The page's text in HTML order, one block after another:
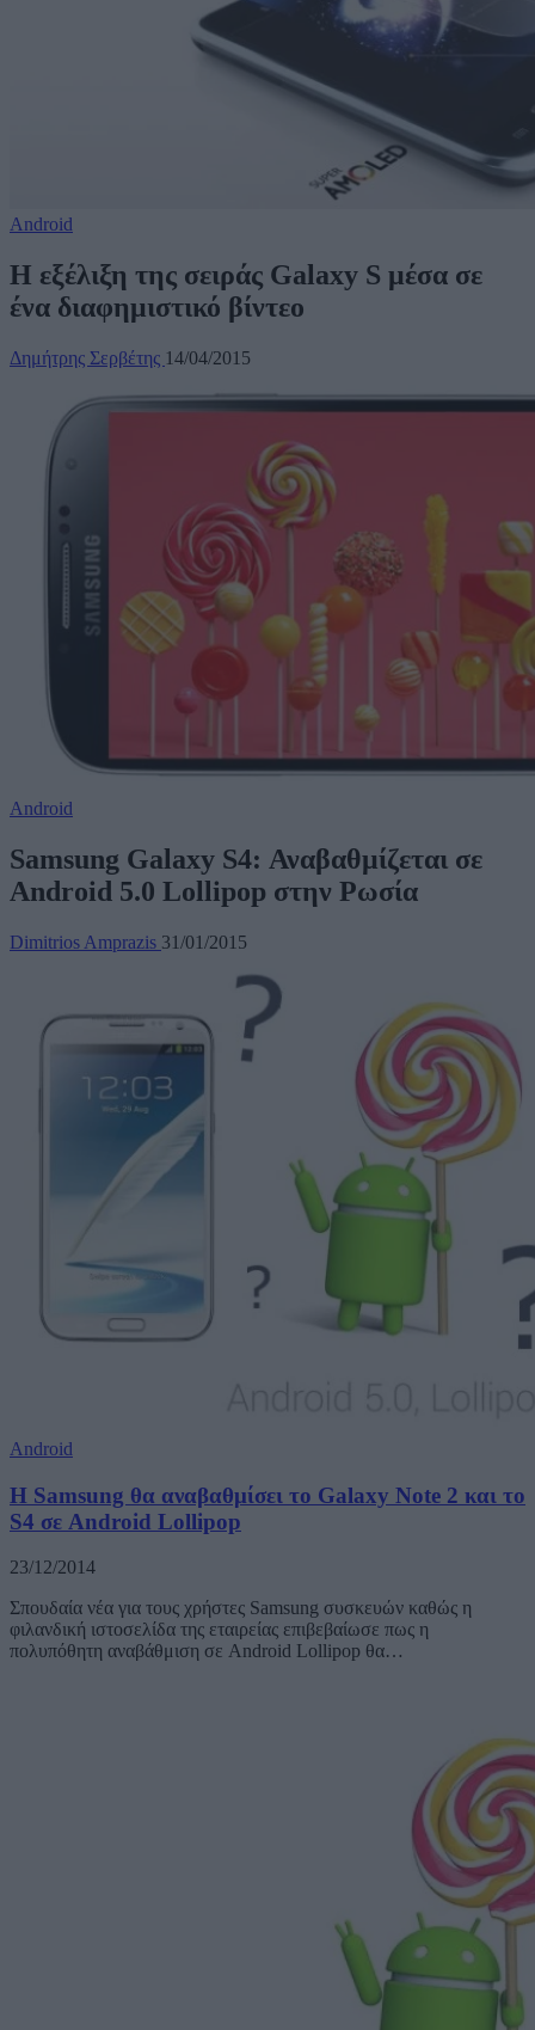
Android
Η εξέλιξη της σειράς Galaxy S μέσα σε
ένα διαφημιστικό βίντεο
Δημήτρης Σερβέτης 14/04/2015
Android
Samsung Galaxy S4: Αναβαθμίζεται σε
Android 5.0 Lollipop στην Ρωσία
Dimitrios Amprazis 31/01/2015
Android
Η Samsung θα αναβαθμίσει το Galaxy Note 2 και το
S4 σε Android Lollipop
23/12/2014
Σπουδαία νέα για τους χρήστες Samsung συσκευών καθώς η
φιλανδική ιστοσελίδα της εταιρείας επιβεβαίωσε πως η
πολυπόθητη αναβάθμιση σε Android Lollipop θα…